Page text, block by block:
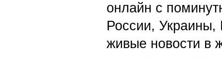
онлайн с
России,
живые новости в